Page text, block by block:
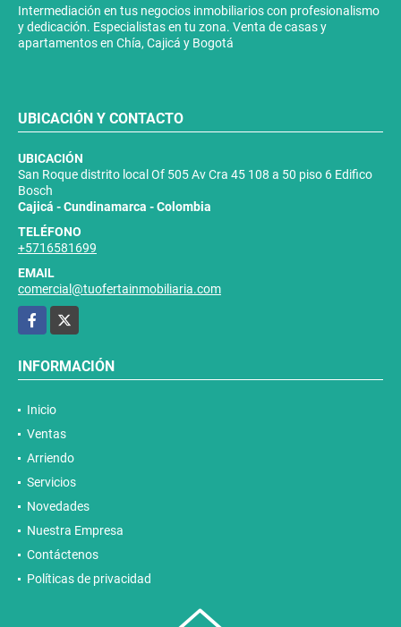
Intermediación en tus negocios inmobiliarios con profesionalismo
y dedicación. Especialistas en tu zona. Venta de casas y
apartamentos en Chía, Cajicá y Bogotá
UBICACIÓN Y CONTACTO
UBICACIÓN
San Roque distrito local Of 505 Av Cra 45 108 a 50 piso 6 Edifico
Bosch
Cajicá - Cundinamarca - Colombia
TELÉFONO
+5716581699
EMAIL
comercial@tuofertainmobiliaria.com
Facebook
INFORMACIÓN
Inicio
Ventas
Arriendo
Servicios
Novedades
Nuestra Empresa
Contáctenos
Políticas de privacidad